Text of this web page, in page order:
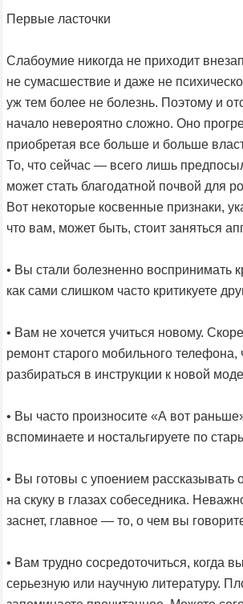
Первые ласточки
Слабоумие никогда не приходит
не сумасшествие и даже не
уж тем более не болезнь. Поэтому и
начало невероятно сложно. Оно
приобретая все больше и больше
То, что сейчас — всего лишь
может стать благодатной почвой для
Вот некоторые косвенные признаки,
что вам, может быть, стоит заняться
• Вы стали болезненно воспринимать
как сами слишком часто критикуете
• Вам не хочется учиться новому.
ремонт старого мобильного телефона,
разбираться в инструкции к новой
• Вы часто произносите «А вот
вспоминаете и ностальгируете по
• Вы готовы с упоением рассказывать
на скуку в глазах собеседника.
заснет, главное — то, о чем вы
• Вам трудно сосредоточиться, когда
серьезную или научную литературу.